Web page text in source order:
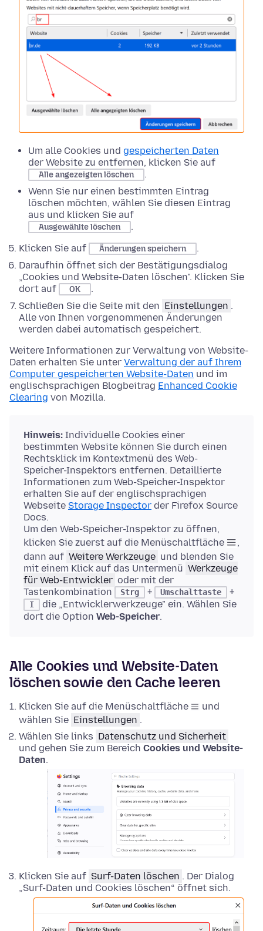
Um alle Cookies und gespeicherten Daten
der Website zu entfernen, klicken Sie auf
Alle angezeigten löschen
.
Wenn Sie nur einen bestimmten Eintrag
löschen möchten, wählen Sie diesen Eintrag
aus und klicken Sie auf
Ausgewählte löschen
.
Klicken Sie auf
Änderungen speichern
.
Daraufhin öffnet sich der Bestätigungsdialog
„Cookies und Website-Daten löschen". Klicken Sie
dort auf
OK
.
Schließen Sie die Seite mit den Einstellungen .
Alle von Ihnen vorgenommenen Änderungen
werden dabei automatisch gespeichert.
Weitere Informationen zur Verwaltung von Website-
Daten erhalten Sie unter Verwaltung der auf Ihrem
Computer gespeicherten Website-Daten und im
englischsprachigen Blogbeitrag Enhanced Cookie
Clearing von Mozilla.
Hinweis: Individuelle Cookies einer
bestimmten Website können Sie durch einen
Rechtsklick im Kontextmenü des Web-
Speicher-Inspektors entfernen. Detaillierte
Informationen zum Web-Speicher-Inspektor
erhalten Sie auf der englischsprachigen
Webseite Storage Inspector der Firefox Source
Docs.
Um den Web-Speicher-Inspektor zu öffnen,
klicken Sie zuerst auf die Menüschaltfläche
,
dann auf Weitere Werkzeuge und blenden Sie
mit einem Klick auf das Untermenü Werkzeuge
für Web-Entwickler oder mit der
Tastenkombination
Strg + Umschalttaste +
I
die „Entwicklerwerkzeuge" ein. Wählen Sie
dort die Option Web-Speicher.
Alle Cookies und Website-Daten
löschen sowie den Cache leeren
Klicken Sie auf die Menüschaltfläche
und
wählen Sie Einstellungen .
Wählen Sie links Datenschutz und Sicherheit
und gehen Sie zum Bereich Cookies und Website-
Daten.
Klicken Sie auf Surf-Daten löschen . Der Dialog
„Surf-Daten und Cookies löschen“ öffnet sich.